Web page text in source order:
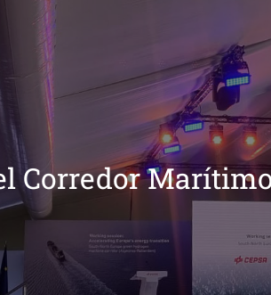
Corredor